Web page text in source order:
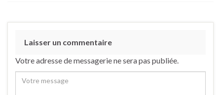
Laisser un commentaire
Votre adresse de messagerie ne sera pas publiée.